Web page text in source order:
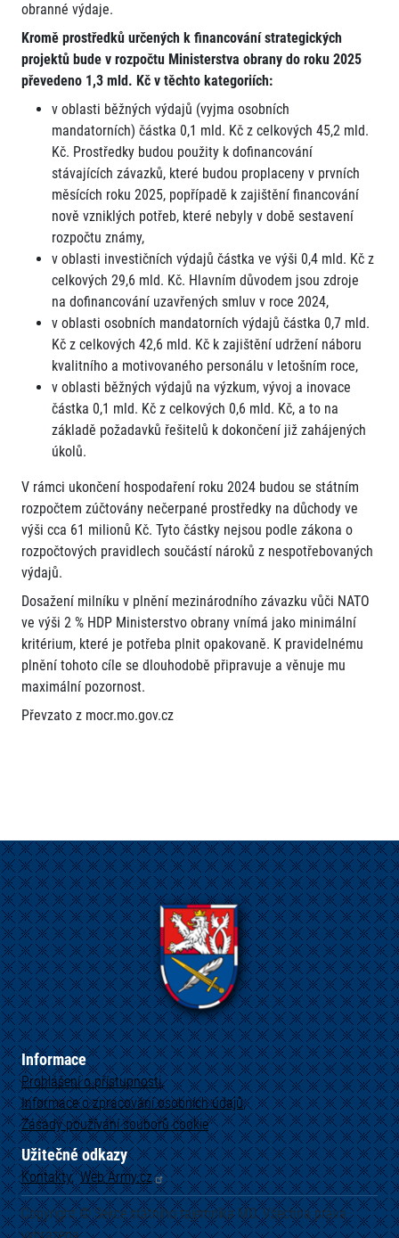
obranné výdaje.
Kromě prostředků určených k financování strategických
projektů bude v rozpočtu Ministerstva obrany do roku 2025
převedeno 1,3 mld. Kč v těchto kategoriích:
v oblasti běžných výdajů (vyjma osobních
mandatorních) částka 0,1 mld. Kč z celkových 45,2 mld.
Kč. Prostředky budou použity k dofinancování
stávajících závazků, které budou proplaceny v prvních
měsících roku 2025, popřípadě k zajištění financování
nově vzniklých potřeb, které nebyly v době sestavení
rozpočtu známy,
v oblasti investičních výdajů částka ve výši 0,4 mld. Kč z
celkových 29,6 mld. Kč. Hlavním důvodem jsou zdroje
na dofinancování uzavřených smluv v roce 2024,
v oblasti osobních mandatorních výdajů částka 0,7 mld.
Kč z celkových 42,6 mld. Kč k zajištění udržení náboru
kvalitního a motivovaného personálu v letošním roce,
v oblasti běžných výdajů na výzkum, vývoj a inovace
částka 0,1 mld. Kč z celkových 0,6 mld. Kč, a to na
základě požadavků řešitelů k dokončení již zahájených
úkolů.
V rámci ukončení hospodaření roku 2024 budou se státním
rozpočtem zúčtovány nečerpané prostředky na důchody ve
výši cca 61 milionů Kč. Tyto částky nejsou podle zákona o
rozpočtových pravidlech součástí nároků z nespotřebovaných
výdajů.
Dosažení milníku v plnění mezinárodního závazku vůči NATO
ve výši 2 % HDP Ministerstvo obrany vnímá jako minimální
kritérium, které je potřeba plnit opakovaně. K pravidelnému
plnění tohoto cíle se dlouhodobě připravuje a věnuje mu
maximální pozornost.
Převzato z mocr.mo.gov.cz
Informace
Prohlášení o přístupnosti
Informace o zpracování osobních údajů
Zásady používání souborů cookie
Užitečné odkazy
Kontakty WebArmy.cz
Copyright © Sekce státního tajemníka MO. Všechna práva